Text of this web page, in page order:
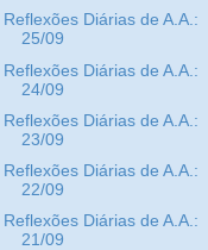
Reflexões Diárias de A.A.:
25/09
Reflexões Diárias de A.A.:
24/09
Reflexões Diárias de A.A.:
23/09
Reflexões Diárias de A.A.:
22/09
Reflexões Diárias de A.A.:
21/09